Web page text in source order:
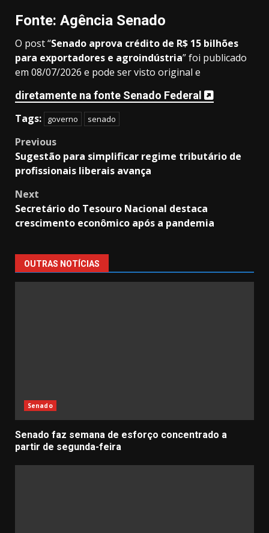
Fonte: Agência Senado
O post “Senado aprova crédito de R$ 15 bilhões
para exportadores e agroindústria” foi publicado
em 08/07/2026 e pode ser visto original e
diretamente na fonte Senado Federal
Tags: governo senado
Post
navigation
Previous
Sugestão para simplificar regime tributário de
profissionais liberais avança
Next
Secretário do Tesouro Nacional destaca
crescimento econômico após a pandemia
OUTRAS NOTÍCIAS
Senado
Senado faz semana de esforço concentrado a
partir de segunda-feira